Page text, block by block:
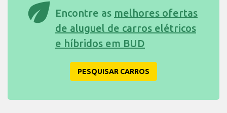
eco Encontre as melhores ofertas
de aluguel de carros elétricos
e híbridos em BUD
PESQUISAR CARROS